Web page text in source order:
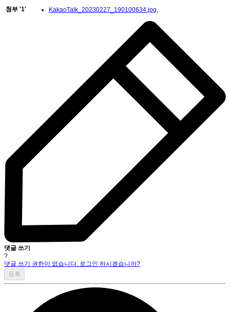
첨부 '1' KakaoTalk_20230227_190100634.jpg,
댓글 쓰기
?
댓글 쓰기 권한이 없습니다. 로그인 하시겠습니까?